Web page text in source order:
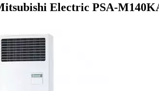
Electric PSA-